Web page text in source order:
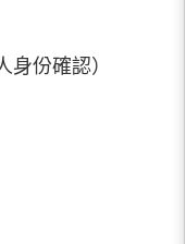
身份確認）